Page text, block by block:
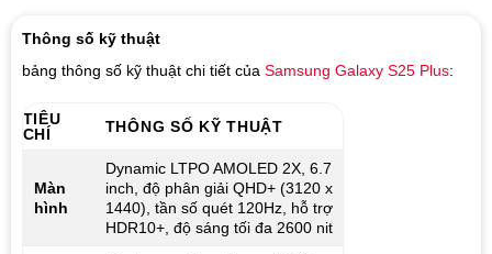
Thông số kỹ thuật
bảng thông số kỹ thuật chi tiết của Samsung Galaxy S25 Plus:
TIÊU
CHÍ
THÔNG SỐ KỸ THUẬT
Màn
hình
Dynamic LTPO AMOLED 2X, 6.7
inch, độ phân giải QHD+ (3120 x
1440), tần số quét 120Hz, hỗ trợ
HDR10+, độ sáng tối đa 2600 nit